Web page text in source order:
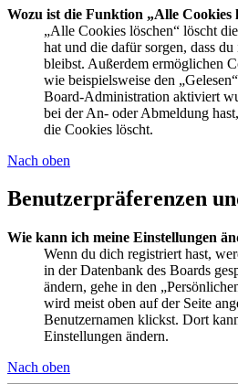
Wozu ist die Funktion „Alle Cookies
„Alle Cookies löschen“ löscht
hat und die dafür sorgen, dass
bleibst. Außerdem ermöglichen
wie beispielsweise den
Board-Administration aktiviert
bei der An- oder Abmeldung
die Cookies löscht.
Nach oben
Benutzerpräferenzen
Wie kann ich meine Einstellungen
Wenn du dich registriert hast,
in der Datenbank des Boards
ändern, gehe in den
wird meist oben auf der Seite
Benutzernamen klickst. Dort
Einstellungen ändern.
Nach oben